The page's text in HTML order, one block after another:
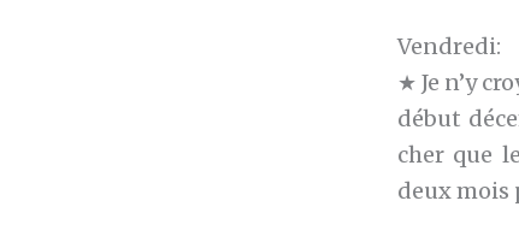
Vendredi:
★ Je n’y
début
cher que
deux mois